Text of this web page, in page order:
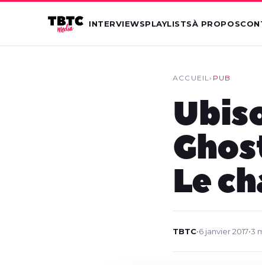
INTERVIEWSPLAYLISTSÀ PROPOS
ACCUEIL› PUB
Le
TBTC•6 janvier 2017•3